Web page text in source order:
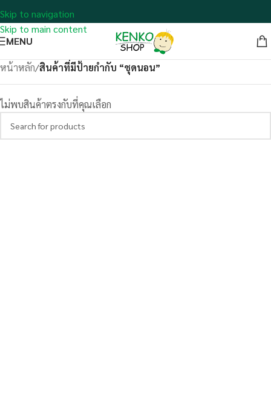
Skip to navigation
Skip to main content
MENU
หน้าหลัก/สินค้าที่มีป้ายกำกับ “ชุดนอน”
ไม่พบสินค้าตรงกับที่คุณเลือก